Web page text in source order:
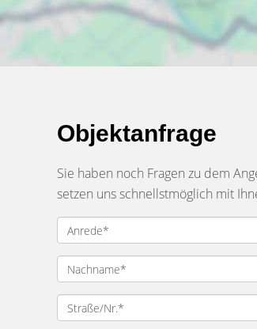
Objektanfrage
Sie haben noch Fragen zu dem
setzen uns schnellstmöglich mit